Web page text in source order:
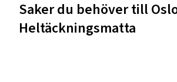
Saker du behöver till
Heltäckningsmatta